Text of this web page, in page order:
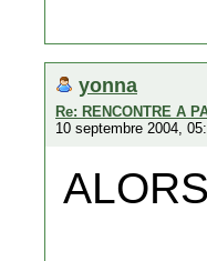
yonna
Re: RENCONTRE A
10 septembre 2004,